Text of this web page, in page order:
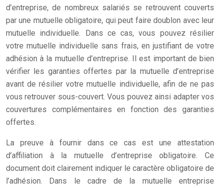
d’entreprise, de nombreux salariés se retrouvent couverts
par une mutuelle obligatoire, qui peut faire doublon avec leur
mutuelle individuelle. Dans ce cas, vous pouvez résilier
votre mutuelle individuelle sans frais, en justifiant de votre
adhésion à la mutuelle d’entreprise. Il est important de bien
vérifier les garanties offertes par la mutuelle d’entreprise
avant de résilier votre mutuelle individuelle, afin de ne pas
vous retrouver sous-couvert. Vous pouvez ainsi adapter vos
couvertures complémentaires en fonction des garanties
offertes.
La preuve à fournir dans ce cas est une attestation
d’affiliation à la mutuelle d’entreprise obligatoire. Ce
document doit clairement indiquer le caractère obligatoire de
l’adhésion. Dans le cadre de la mutuelle entreprise